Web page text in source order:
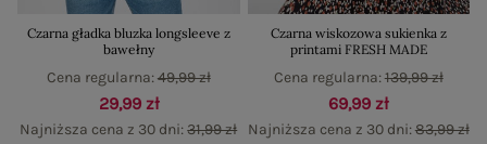
Czarna gładka bluzka longsleeve z
bawełny
29,99 zł
Najniższa cena z 30 dni:31,99 zł
Cena regularna:49,99 zł
Czarna wiskozowa sukienka z
printami FRESH MADE
69,99 zł
Najniższa cena z 30 dni:83,99 zł
Cena regularna:139,99 zł